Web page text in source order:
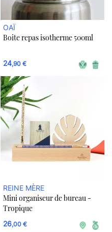
OAÏ
Boite repas isotherme 500ml
24,90 €
REINE MÈRE
Mini organiseur de bureau -
Tropique
26,00 €